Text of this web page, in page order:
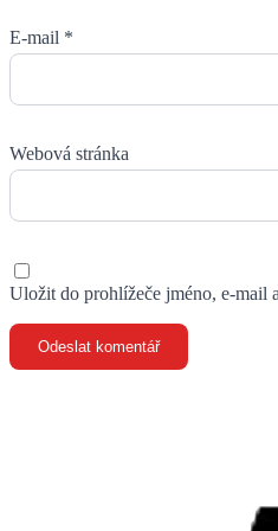
E-mail *
Webová stránka
Uložit do prohlížeče jméno, e-mail